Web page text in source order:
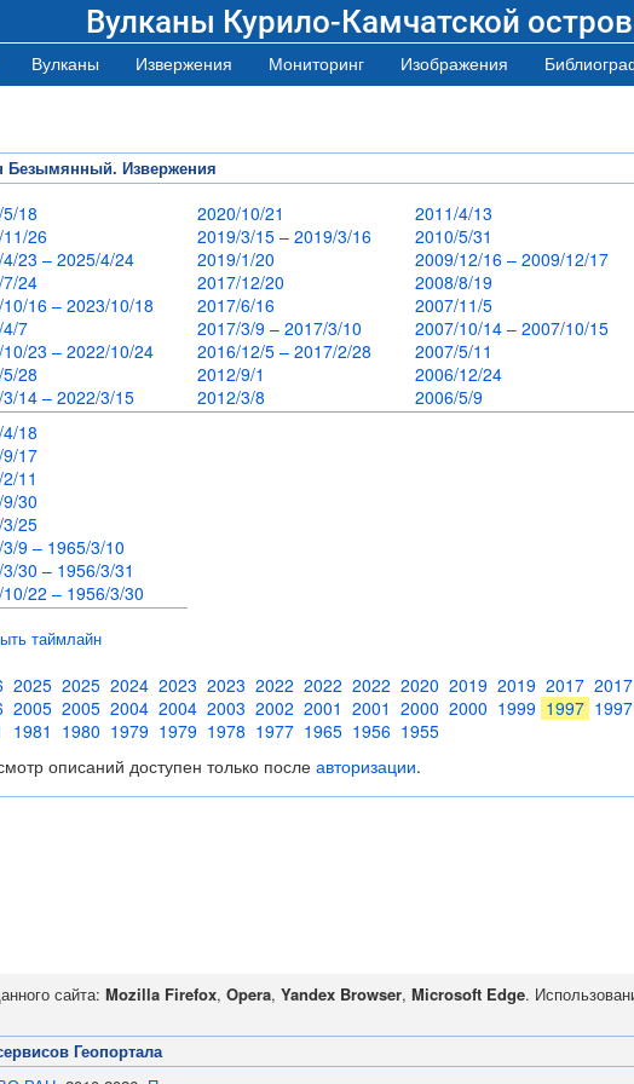
Вулканы Курило-Камчатской
Вулканы Извержения Мониторинг Изображения
Безымянный. Извержения
18
26
23 – 2025/4/24
24
16 – 2023/10/18
7
23 – 2022/10/24
28
14 – 2022/3/15
2020/10/21
2019/3/15 – 2019/3/16
2019/1/20
2017/12/20
2017/6/16
2017/3/9 – 2017/3/10
2016/12/5 – 2017/2/28
2012/9/1
2012/3/8
2011/4/13
2010/5/31
2009/12/16 – 2009/12/17
2008/8/19
2007/11/5
2007/10/14 – 2007/10/15
2007/5/11
2006/12/24
2006/5/9
18
17
11
30
25
9 – 1965/3/10
30 – 1956/3/31
22 – 1956/3/30
таймлайн
2025 2025 2024 2023 2023 2022 2022 2022 2020 2019 2019 2017 2017
2005 2005 2004 2004 2003 2002 2001 2001 2000 2000 1999 1997 1997
1981 1980 1979 1979 1978 1977 1965 1956 1955
описаний доступен только после авторизации.
сайта: Mozilla Firefox, Opera, Yandex Browser, Microsoft Edge.
Геопортала